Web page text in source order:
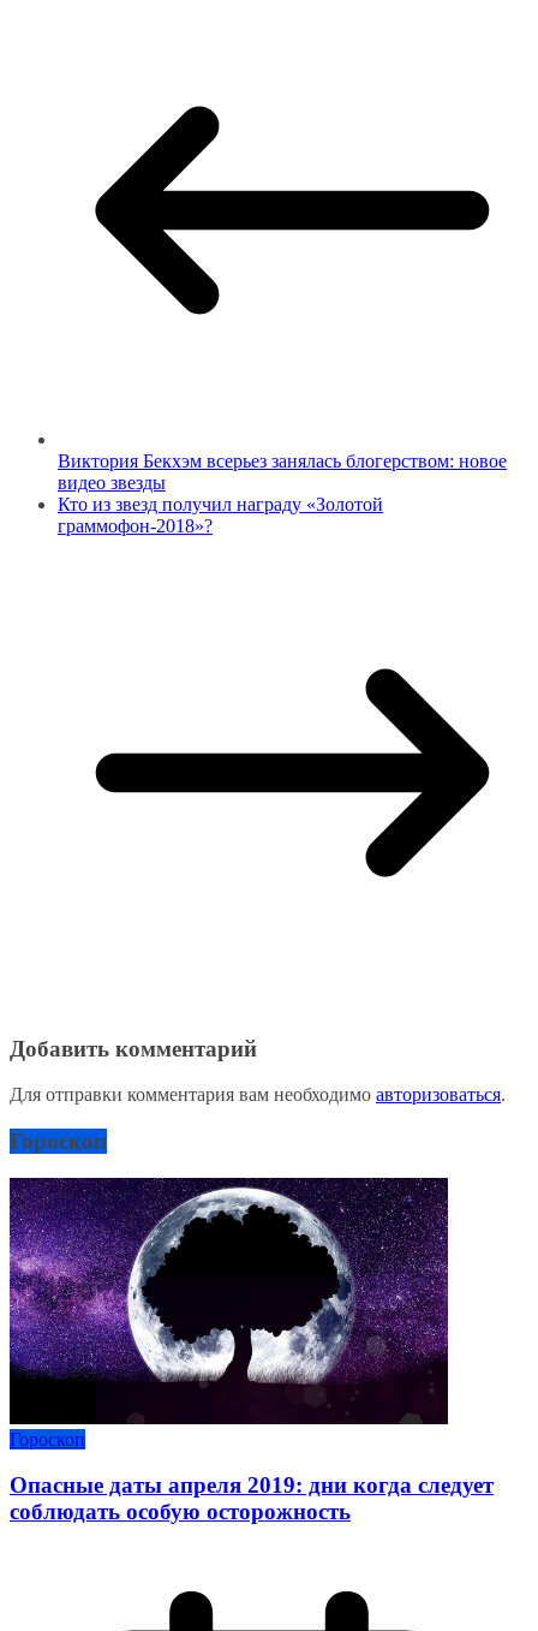
Виктория Бекхэм всерьез занялась блогерством: новое
видео звезды
Кто из звезд получил награду «Золотой
граммофон-2018»?
Добавить комментарий
Для отправки комментария вам необходимо авторизоваться.
Гороскоп
Гороскоп
Опасные даты апреля 2019: дни когда следует
соблюдать особую осторожность